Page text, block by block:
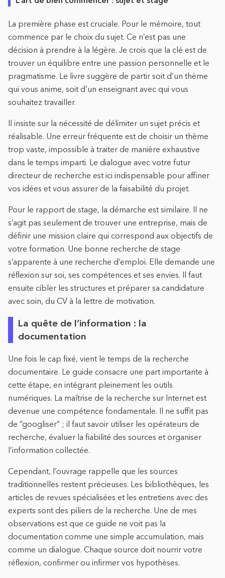
La première phase est cruciale. Pour le mémoire, tout
commence par le choix du sujet. Ce n’est pas une
décision à prendre à la légère. Je crois que la clé est de
trouver un équilibre entre une passion personnelle et le
pragmatisme. Le livre suggère de partir soit d’un thème
qui vous anime, soit d’un enseignant avec qui vous
souhaitez travailler.
Il insiste sur la nécessité de délimiter un sujet précis et
réalisable. Une erreur fréquente est de choisir un thème
trop vaste, impossible à traiter de manière exhaustive
dans le temps imparti. Le dialogue avec votre futur
directeur de recherche est ici indispensable pour affiner
vos idées et vous assurer de la faisabilité du projet.
Pour le rapport de stage, la démarche est similaire. Il ne
s’agit pas seulement de trouver une entreprise, mais de
définir une mission claire qui correspond aux objectifs de
votre formation. Une bonne recherche de stage
s’apparente à une recherche d’emploi. Elle demande une
réflexion sur soi, ses compétences et ses envies. Il faut
ensuite cibler les structures et préparer sa candidature
avec soin, du CV à la lettre de motivation.
La quête de l’information : la
documentation
Une fois le cap fixé, vient le temps de la recherche
documentaire. Le guide consacre une part importante à
cette étape, en intégrant pleinement les outils
numériques. La maîtrise de la recherche sur Internet est
devenue une compétence fondamentale. Il ne suffit pas
de “googliser” ; il faut savoir utiliser les opérateurs de
recherche, évaluer la fiabilité des sources et organiser
l’information collectée.
Cependant, l’ouvrage rappelle que les sources
traditionnelles restent précieuses. Les bibliothèques, les
articles de revues spécialisées et les entretiens avec des
experts sont des piliers de la recherche. Une de mes
observations est que ce guide ne voit pas la
documentation comme une simple accumulation, mais
comme un dialogue. Chaque source doit nourrir votre
réflexion, confirmer ou infirmer vos hypothèses.